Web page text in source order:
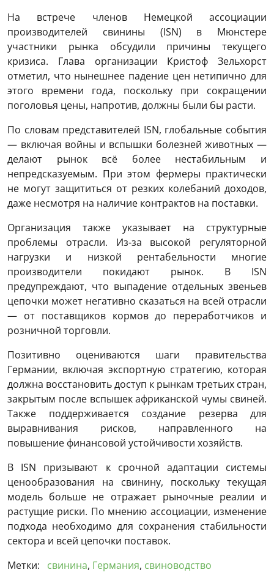
На встрече членов Немецкой ассоциации
производителей свинины (ISN) в Мюнстере
участники рынка обсудили причины текущего
кризиса. Глава организации Кристоф Зельхорст
отметил, что нынешнее падение цен нетипично для
этого времени года, поскольку при сокращении
поголовья цены, напротив, должны были бы расти.
По словам представителей ISN, глобальные события
— включая войны и вспышки болезней животных —
делают рынок всё более нестабильным и
непредсказуемым. При этом фермеры практически
не могут защититься от резких колебаний доходов,
даже несмотря на наличие контрактов на поставки.
Организация также указывает на структурные
проблемы отрасли. Из-за высокой регуляторной
нагрузки и низкой рентабельности многие
производители покидают рынок. В ISN
предупреждают, что выпадение отдельных звеньев
цепочки может негативно сказаться на всей отрасли
— от поставщиков кормов до переработчиков и
розничной торговли.
Позитивно оцениваются шаги правительства
Германии, включая экспортную стратегию, которая
должна восстановить доступ к рынкам третьих стран,
закрытым после вспышек африканской чумы свиней.
Также поддерживается создание резерва для
выравнивания рисков, направленного на
повышение финансовой устойчивости хозяйств.
В ISN призывают к срочной адаптации системы
ценообразования на свинину, поскольку текущая
модель больше не отражает рыночные реалии и
растущие риски. По мнению ассоциации, изменение
подхода необходимо для сохранения стабильности
сектора и всей цепочки поставок.
Метки:
свинина, Германия, свиноводство